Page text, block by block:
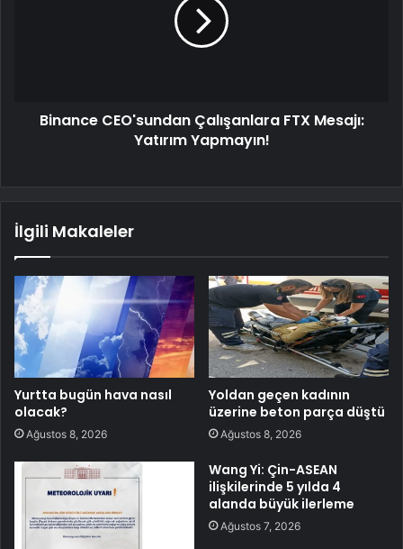
Binance CEO'sundan Çalışanlara FTX Mesajı:
Yatırım Yapmayın!
İlgili Makaleler
Yurtta bugün hava nasıl
olacak?
Ağustos 8, 2026
Yoldan geçen kadının
üzerine beton parça düştü
Ağustos 8, 2026
Wang Yi: Çin-ASEAN
ilişkilerinde 5 yılda 4
alanda büyük ilerleme
Ağustos 7, 2026